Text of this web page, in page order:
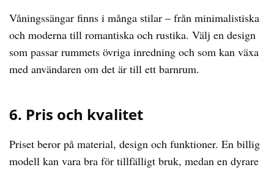
Våningssängar finns i många stilar – från minimalistiska
och moderna till romantiska och rustika. Välj en design
som passar rummets övriga inredning och som kan växa
med användaren om det är till ett barnrum.
6. Pris och kvalitet
Priset beror på material, design och funktioner. En billig
modell kan vara bra för tillfälligt bruk, medan en dyrare